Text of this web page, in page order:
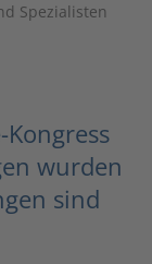
Spezialisten
wurden
sind